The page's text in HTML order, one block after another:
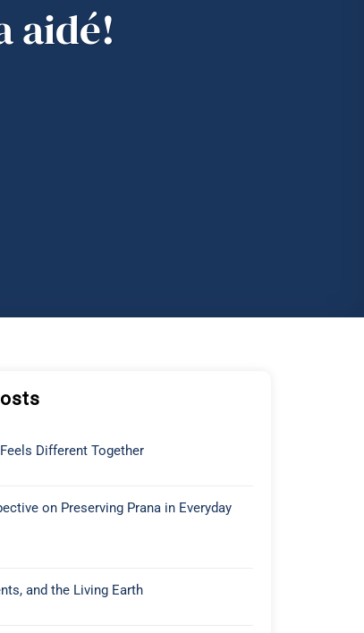
aidé!
Different Together
on Preserving Prana in Everyday
and the Living Earth